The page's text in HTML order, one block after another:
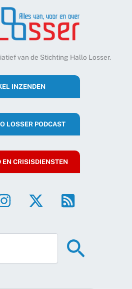
van de Stichting Hallo Losser.
INZENDEN
LOSSER PODCAST
EN CRISISDIENSTEN